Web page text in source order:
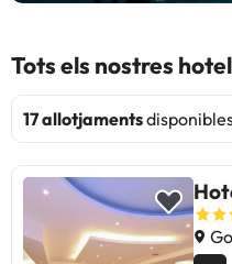
Tots els nostres
17 allotjaments